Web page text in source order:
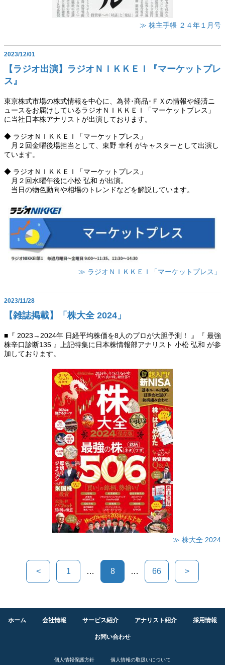
≫ 株主手帳 ２４年１月号
2023/12/01
【ラジオ出演】ラジオＮＩＫＫＥＩ『マーケットプレ
ス』
東京株式市場の株式情報を中心に、為替･商品･ＦＸの情報や経済ニ
ュースをお届けしているラジオＮＩＫＫＥＩ「マーケットプレス」
に当社日本株アナリストが出演しております。
◆ ラジオＮＩＫＫＥＩ「マーケットプレス」
月２回金曜後場担当として、東野 幸利 がキャスターとして出演し
ています。
◆ ラジオＮＩＫＫＥＩ「マーケットプレス」
月２回水曜午後に小松 弘和 が出演。
当日の物色動向や相場のトレンドなどを解説しています。
≫ ラジオＮＩＫＫＥＩ「マーケットプレス」
2023/11/28
【雑誌掲載】「株大全 2024」
■『 2023→2024年 日経平均株価を8人のプロが大胆予測！ 』『 最強
株辛口診断135 』上記特集に日本株情報部アナリスト 小松 弘和 が参
加しております。
≫ 株大全 2024
< 1 … 8 … 66 >
ホーム 会社情報 サービス紹介 アナリスト紹介 採用情報
お問い合わせ
個人情報保護方針 個人情報の取扱いについて